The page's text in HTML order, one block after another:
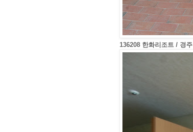
136208 한화리조트 / 경주